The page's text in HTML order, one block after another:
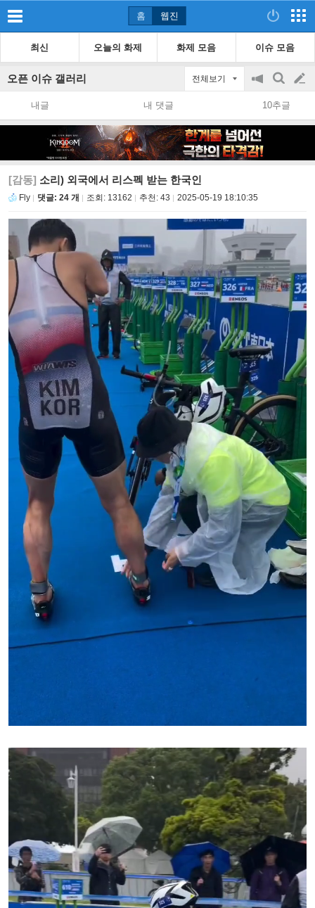
홈 웹진
최신 오늘의 화제 화제 모음 이슈 모음
오픈 이슈 갤러리 전체보기
공
지
on/off
검
색
글
쓰
내글 내 댓글 10추글
[감동] 소리) 외국에서 리스펙 받는 한국인
Fly 댓글: 24 개 조회: 13162 추천: 43 2025-05-19 18:10:35